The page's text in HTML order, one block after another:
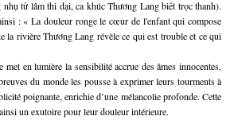
tử lâm thi dại, ca khúc Thương Lang biết trọc thanh).
: « La douleur ronge le cœur de l'enfant qui compose
la rivière Thương Lang révèle ce qui est trouble et ce qui
en lumière la sensibilité accrue des âmes innocentes,
du monde les pousse à exprimer leurs tourments à
poignante, enrichie d’une mélancolie profonde. Cette
un exutoire pour leur douleur intérieure.